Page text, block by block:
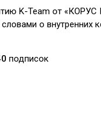
K-Team от «КОРУС
о внутренних
подписок